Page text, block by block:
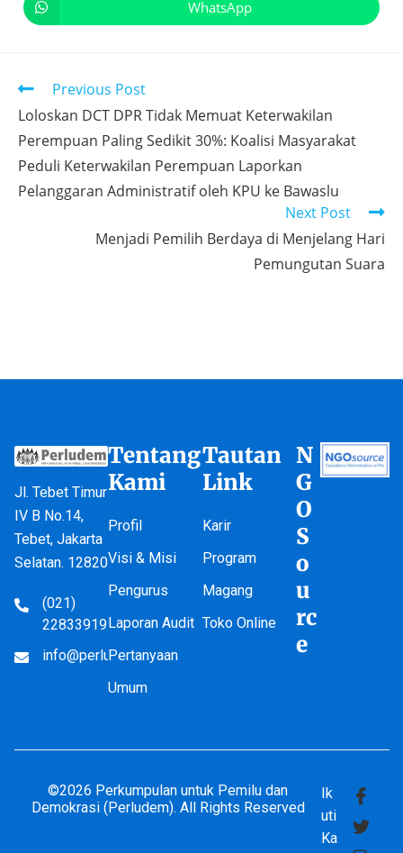
WhatsApp
Previous Post
Loloskan DCT DPR Tidak Memuat Keterwakilan
Perempuan Paling Sedikit 30%: Koalisi Masyarakat
Peduli Keterwakilan Perempuan Laporkan
Pelanggaran Administratif oleh KPU ke Bawaslu
Next Post
Menjadi Pemilih Berdaya di Menjelang Hari
Pemungutan Suara
Jl. Tebet Timur
IV B No.14,
Tebet, Jakarta
Selatan. 12820
(021)
22833919
info@perludem.or.id
Tentang
Kami
Profil
Visi & Misi
Pengurus
Laporan Audit
Pertanyaan
Umum
Tautan
Link
Karir
Program
Magang
Toko Online
N
G
O
S
o
u
rc
e
©2026 Perkumpulan untuk Pemilu dan
Demokrasi (Perludem). All Rights Reserved
Ik
uti
Ka